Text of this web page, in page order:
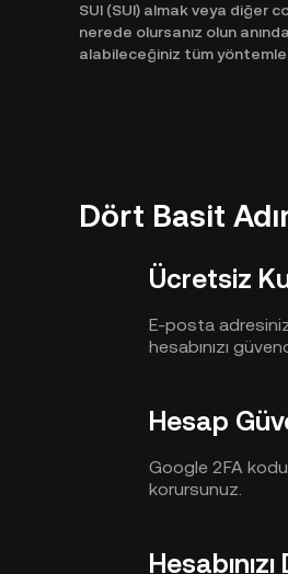
SUI (SUI) almak veya diğer
nerede olursanız olun
alabileceğiniz tüm
Dört Basit
Ücretsiz
E-posta
hesabınızı
Hesap
Google 2FA
korursunuz.